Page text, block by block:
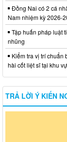
Đồng Nai có 2 cá
Nam nhiệm kỳ 2026-
Tập huấn pháp luật
nhũng
Kiểm tra vị trí chuẩn
hài cốt liệt sĩ tại khu
TRẢ LỜI Ý KIẾN